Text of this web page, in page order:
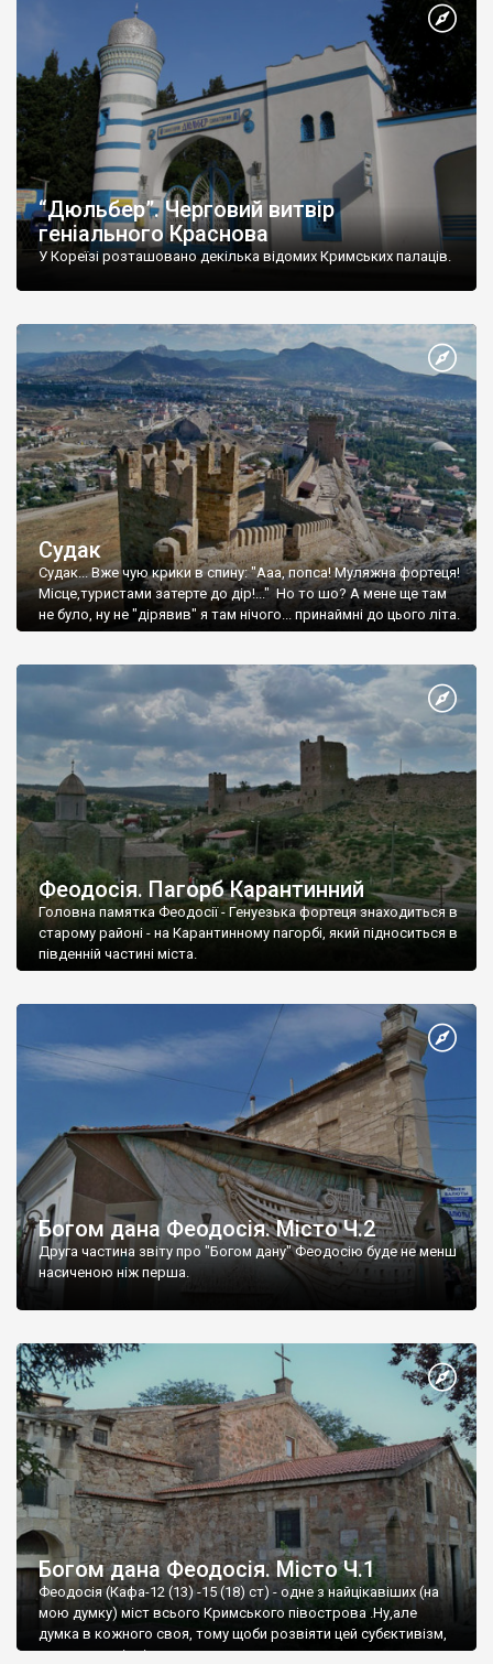
“Дюльбер”. Черговий витвір
геніального Краснова
У Кореїзі розташовано декілька відомих Кримських палаців.
Судак
Судак... Вже чую крики в спину: "Ааа, попса! Муляжна фортеця!
Місце,туристами затерте до дір!..." Но то шо? А мене ще там
не було, ну не "дірявив" я там нічого... принаймні до цього літа.
Феодосія. Пагорб Карантинний
Головна памятка Феодосії - Генуезька фортеця знаходиться в
старому районі - на Карантинному пагорбі, який підноситься в
південній частині міста.
Богом дана Феодосія. Місто Ч.2
Друга частина звіту про "Богом дану" Феодосію буде не менш
насиченою ніж перша.
Богом дана Феодосія. Місто Ч.1
Феодосія (Кафа-12 (13) -15 (18) ст) - одне з найцікавіших (на
мою думку) міст всього Кримського півострова .Ну,але
думка в кожного своя, тому щоби розвіяти цей субєктивізм,
запрошую відвідати це